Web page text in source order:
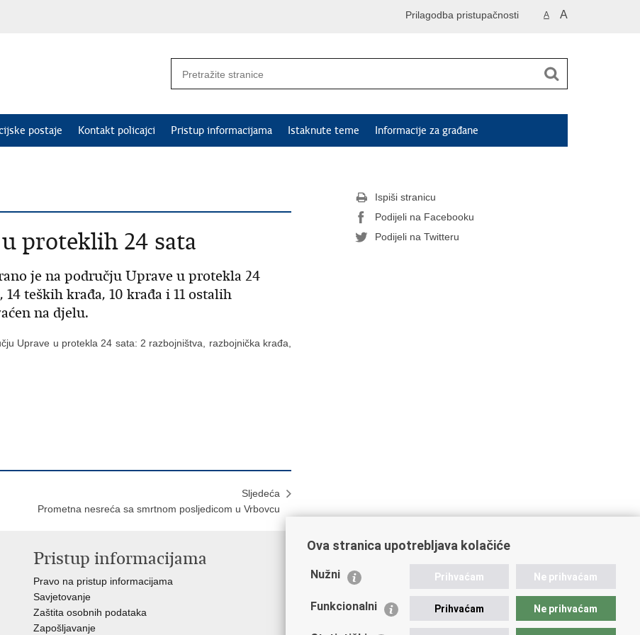
A A
Prilagodba pristupačnosti
postaje Kontakt policajci Pristup informacijama Istaknute teme Informacije za građane
proteklih 24 sata
je na području Uprave u protekla 24
teških krađa, 10 krađa i 11 ostalih
na djelu.
Uprave u protekla 24 sata: 2 razbojništva, razbojnička krađa,
Sljedeća
Prometna nesreća sa smrtnom posljedicom u Vrbovcu
Ispiši stranicu
Podijeli na Facebooku
Podijeli na Twitteru
Pristup informacijama
Pravo na pristup informacijama
Savjetovanje
Zaštita osobnih podataka
Zapošljavanje
Važne poveznice
Ministarstvo unutarnjih poslova
Udruge
Ova stranica upotrebljava kolačiće
Nužni Prihvaćam Ne prihvaćam
Funkcionalni Prihvaćam Ne prihvaćam